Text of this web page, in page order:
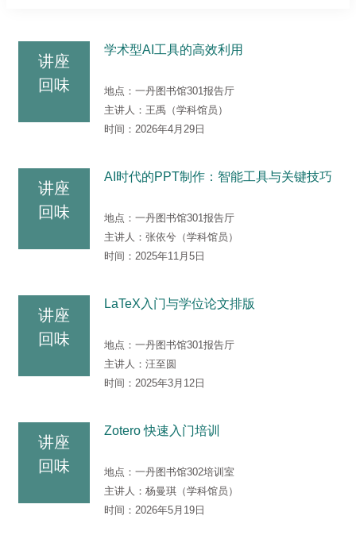
讲座
回味
学术型AI工具的高效利用
地点： 一丹图书馆301报告厅
主讲人： 王禹（学科馆员）
时间： 2026年4月29日
讲座
回味
AI时代的PPT制作：智能工具与关键技巧
地点： 一丹图书馆301报告厅
主讲人： 张依兮（学科馆员）
时间： 2025年11月5日
讲座
回味
LaTeX入门与学位论文排版
地点： 一丹图书馆301报告厅
主讲人： 汪至圆
时间： 2025年3月12日
讲座
回味
Zotero 快速入门培训
地点： 一丹图书馆302培训室
主讲人： 杨曼琪（学科馆员）
时间： 2026年5月19日